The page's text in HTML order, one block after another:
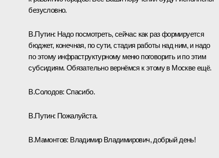
безусловно.
В.Путин: Надо посмотреть, сейчас как раз формируется
бюджет, конечная, по сути, стадия работы над ним, и надо
по этому инфраструктурному меню поговорить и по этим
субсидиям. Обязательно вернёмся к этому в Москве ещё.
В.Солодов: Спасибо.
В.Путин: Пожалуйста.
В.Мамонтов: Владимир Владимирович, добрый день!